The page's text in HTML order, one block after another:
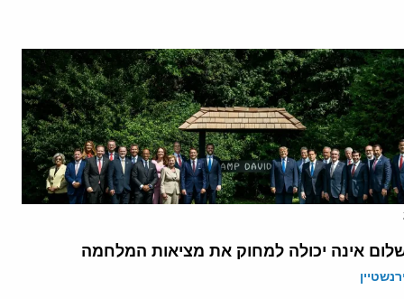
אינה יכולה למחוק את מציאות המלחמה